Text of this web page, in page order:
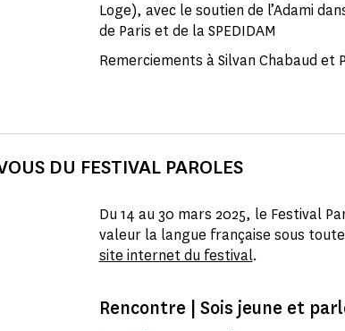
Loge), avec le soutien de l’Adami
de Paris et de la SPEDIDAM
Remerciements à Silvan Chabaud et
DU FESTIVAL PAROLES
Du 14 au 30 mars 2025, le Festival
valeur la langue française sous
site internet du festival.
Rencontre | Sois jeune et